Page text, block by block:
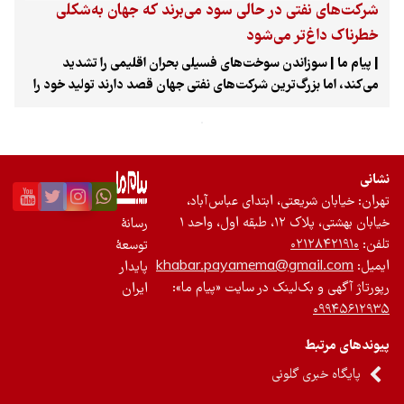
تجدیدپذیر
تازه‌ها
شرکت‌های نفتی در حالی سود می‌برند که جهان به‌شکلی
خطرناک داغ‌تر می‌شود
| پیام ما | سوزاندن سوخت‌های فسیلی بحران اقلیمی را تشدید
می‌کند، اما بزرگ‌ترین شرکت‌های نفتی جهان قصد دارند تولید خود را
نفتی اجازه داده می‌شود به‌جای پرداخت هزینه پیامدهای فعالیت‌های
خود، تولید سوخت را افزایش دهند؟ این پرسشی است که باید در
روزهایی که گنبدهای حرارتی بخش بزرگی از نیمکره شمالی را فرا
گرفته‌اند، در ذهن همه مردم باشد؛ روزهایی که رکوردهای دما یکی
پس از دیگری شکسته می‌شوند، کودکان در خودروهای قفل‌شده
جان می‌بازند، بیمارستان‌ها از قربانیان گرمازدگی پر می‌شوند و
نیروهای امدادی با آتش‌سوزی‌های گسترده جنگلی مقابله می‌کنند.
نشانی
تهران: خیابان شریعتی، ابتدای عباس‌آباد،
خیابان بهشتی، پلاک ۱۲، طبقه اول، واحد ۱
تلفن: ۰۲۱۲۸۴۲۱۹۱۰
ایمیل: khabar.payamema@gmail.com
رپورتاژ آگهی و بک‌لینک در سایت «پیام ما»:
۰۹۹۴۵۶۱۲۹۳۵
پیوندهای مرتبط
پایگاه خبری گلونی
رسانۀ
توسعۀ
پایدار
ایران